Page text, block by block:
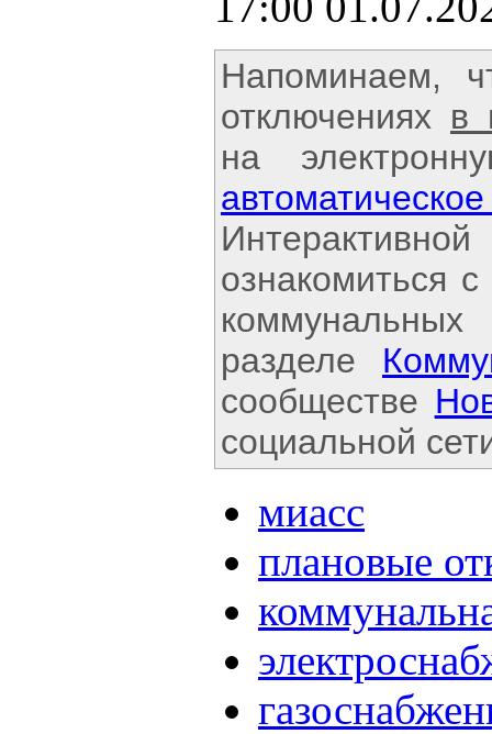
Напоминаем,
отключениях в
на
ознакомиться
разделе
сообществе
социальной
миасс
плановые